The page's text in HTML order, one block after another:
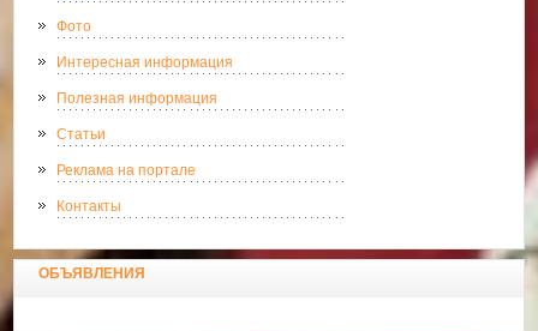
Фото
Интересная информация
Полезная информация
Статьи
Реклама на портале
Контакты
ОБЪЯВЛЕНИЯ